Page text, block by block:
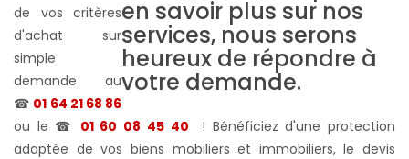
de vos critères
d'achat sur
simple
demande au
☎ 01 64 21 68 86
ou le ☎ 01 60 08 45 40
! Bénéficiez d'une protection
adaptée de vos biens mobiliers et immobiliers, le devis